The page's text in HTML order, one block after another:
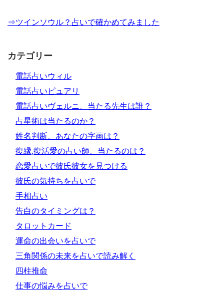
⇒ツインソウル？占いで確かめてみました
カテゴリー
電話占いウィル
電話占いピュアリ
電話占いヴェルニ、当たる先生は誰？
占星術は当たるのか？
姓名判断、あなたの字画は？
復縁,復活愛の占い師、当たるのは？
恋愛占いで彼氏彼女を見つける
彼氏の気持ちを占いで
手相占い
告白のタイミングは？
タロットカード
運命の出会いを占いで
三角関係の未来を占いで読み解く
四柱推命
仕事の悩みを占いで